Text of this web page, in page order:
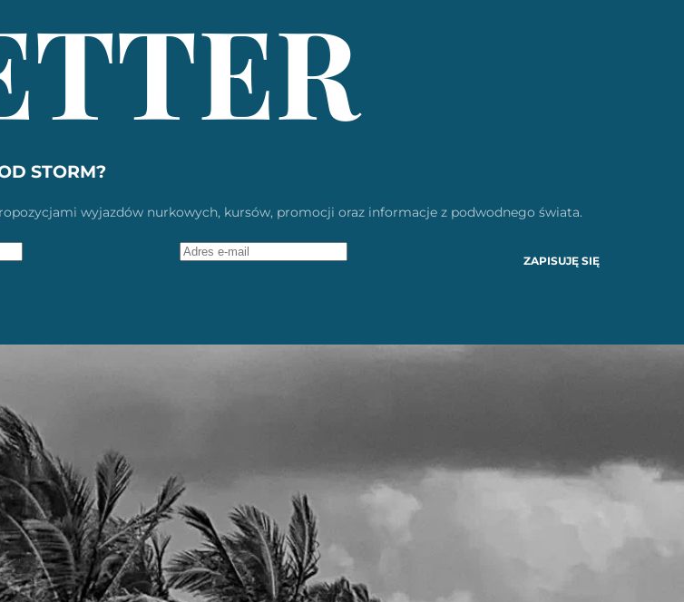
STORM?
wyjazdów nurkowych, kursów, promocji oraz informacje z podwodnego świata.
ZAPISUJĘ SIĘ